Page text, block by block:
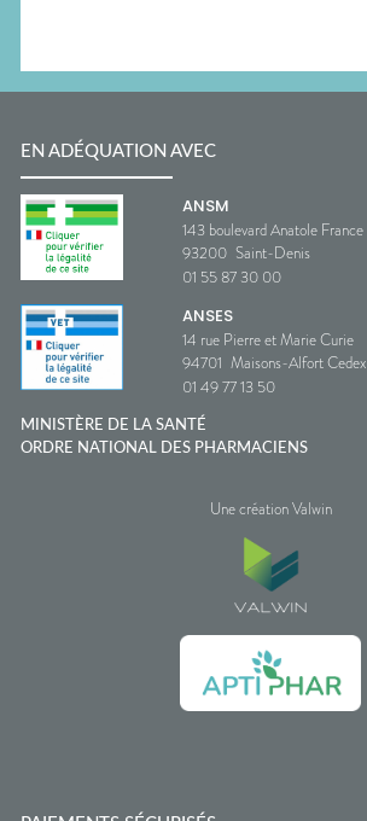
EN ADÉQUATION AVEC
ANSM
143 boulevard Anatole France
93200 Saint-Denis
01 55 87 30 00
ANSES
14 rue Pierre et Marie Curie
94701 Maisons-Alfort Cedex
01 49 77 13 50
MINISTÈRE DE LA SANTÉ
ORDRE NATIONAL DES PHARMACIENS
Une création Valwin